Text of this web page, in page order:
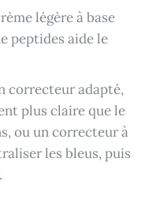
légère à base
peptides aide le
correcteur adapté,
plus claire que le
ou un correcteur à
les bleus, puis